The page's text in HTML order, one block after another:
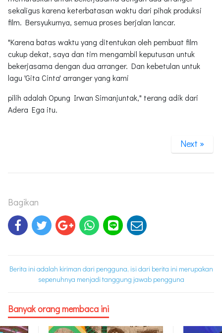
sekaligus karena keterbatasan waktu dari pihak produksi
film. Bersyukurnya, semua proses berjalan lancar.
"Karena batas waktu yang ditentukan oleh pembuat film
cukup dekat, saya dan tim mengambil keputusan untuk
bekerjasama dengan dua arranger. Dan kebetulan untuk
lagu 'Gita Cinta' arranger yang kami
pilih adalah Opung Irwan Simanjuntak," terang adik dari
Adera Ega itu.
Next »
Bagikan
Berita ini adalah kiriman dari pengguna, isi dari berita ini merupakan
sepenuhnya menjadi tanggung jawab pengguna
Banyak orang membaca ini